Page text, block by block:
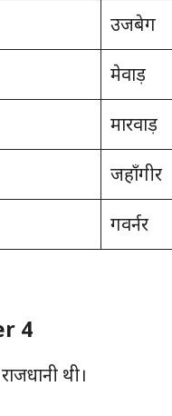
उजबेग
मेवाड़
मारवाड़
जहाँगीर
गवर्नर
4
थी।